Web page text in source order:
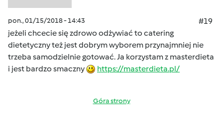
pon., 01/15/2018 - 14:43
#19
jeżeli chcecie się zdrowo odżywiać to catering
dietetyczny też jest dobrym wyborem przynajmniej nie
trzeba samodzielnie gotować. Ja korzystam z masterdieta
i jest bardzo smaczny
https://masterdieta.pl/
Góra strony